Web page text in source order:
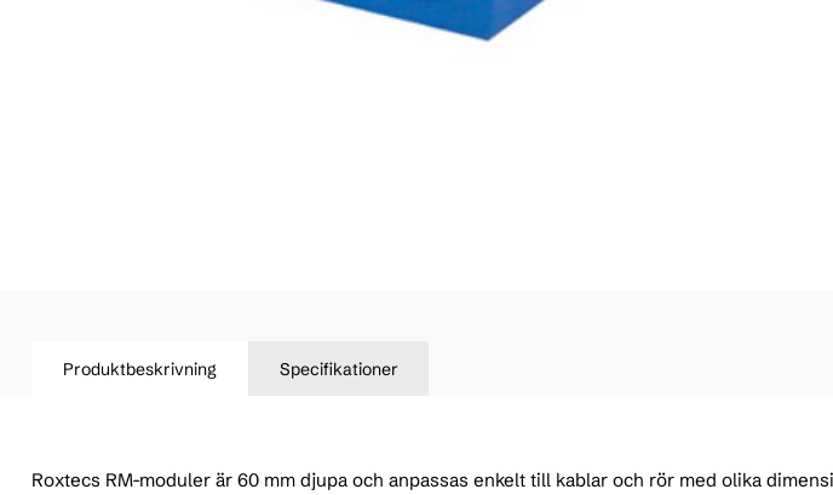
Produktbeskrivning Specifikationer
Roxtecs RM-moduler är 60 mm djupa och anpassas enkelt till kablar och rör med olika